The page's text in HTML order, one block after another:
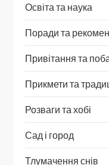
Освіта та наука
Поради та
Привітання та
Прикмети та
Розваги та хобі
Сад і город
Тлумачення снів